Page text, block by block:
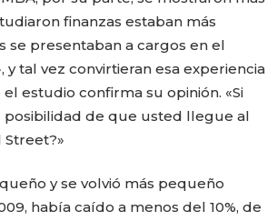
finanzas estaban más
se presentaban a cargos en el
tal vez convirtieran esa experiencia
estudio confirma su opinión. «Si
posibilidad de que usted llegue al
y se volvió más pequeño
había caído a menos del 10%, de